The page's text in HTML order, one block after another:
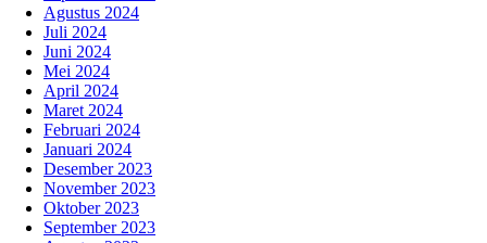
Agustus 2024
Juli 2024
Juni 2024
Mei 2024
April 2024
Maret 2024
Februari 2024
Januari 2024
Desember 2023
November 2023
Oktober 2023
September 2023